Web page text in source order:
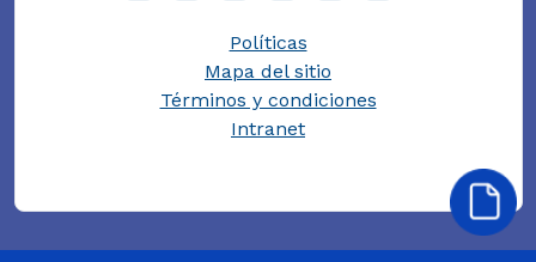
Políticas
Mapa del sitio
Términos y condiciones
Intranet